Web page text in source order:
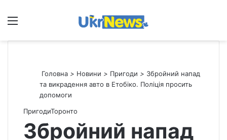
Меню
Головна > Новини > Пригоди > Збройний напад
та викрадення авто в Етобіко. Поліція просить
допомоги
ПригодиТоронто
Збройний напад